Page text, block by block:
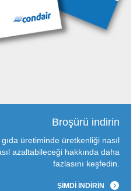
Broşürü indirin
üretiminde üretkenliği nasıl
azaltabileceği hakkında daha
fazlasını keşfedin.
ŞIMDI INDIRIN